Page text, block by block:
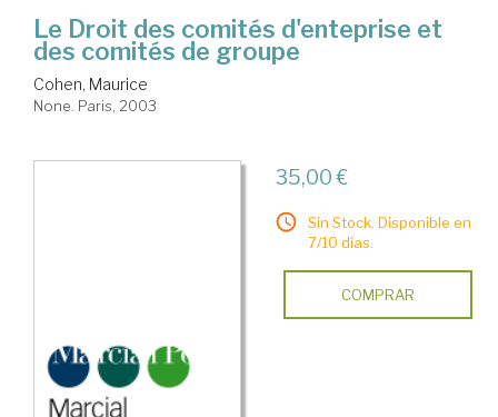
Le Droit des comités d'enteprise et
des comités de groupe
Cohen, Maurice
None. Paris, 2003
35,00 €
Sin Stock. Disponible en
7/10 días.
COMPRAR